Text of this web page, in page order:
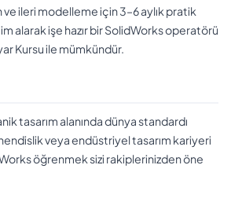
ileri modelleme için 3–6 aylık pratik
alarak işe hazır bir SolidWorks operatörü
Kursu ile mümkündür.
tasarım alanında dünya standardı
veya endüstriyel tasarım kariyeri
öğrenmek sizi rakiplerinizden öne